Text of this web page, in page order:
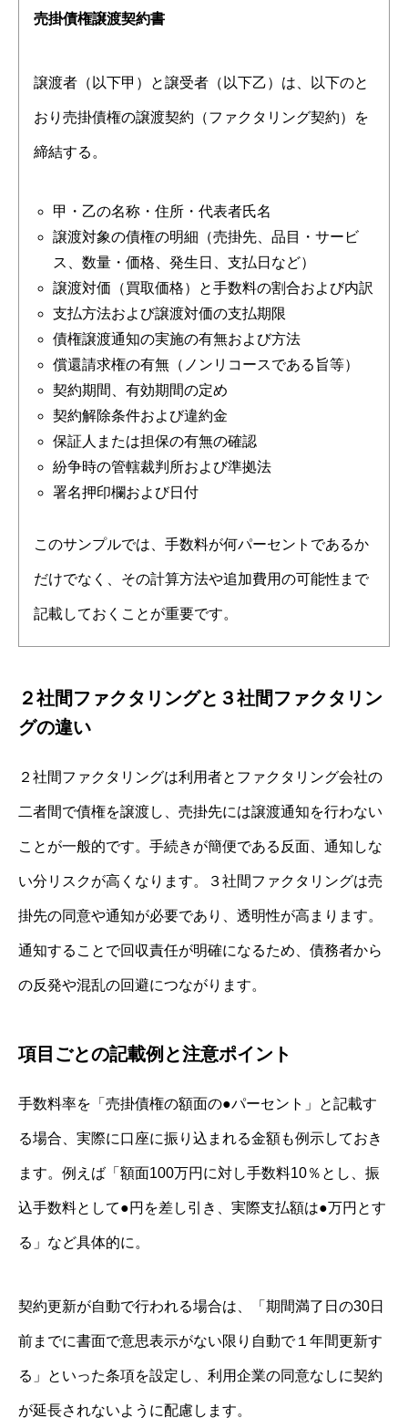
売掛債権譲渡契約書
譲渡者（以下甲）と譲受者（以下乙）は、以下のと
おり売掛債権の譲渡契約（ファクタリング契約）を
締結する。
甲・乙の名称・住所・代表者氏名
譲渡対象の債権の明細（売掛先、品目・サービ
ス、数量・価格、発生日、支払日など）
譲渡対価（買取価格）と手数料の割合および内訳
支払方法および譲渡対価の支払期限
債権譲渡通知の実施の有無および方法
償還請求権の有無（ノンリコースである旨等）
契約期間、有効期間の定め
契約解除条件および違約金
保証人または担保の有無の確認
紛争時の管轄裁判所および準拠法
署名押印欄および日付
このサンプルでは、手数料が何パーセントであるか
だけでなく、その計算方法や追加費用の可能性まで
記載しておくことが重要です。
２社間ファクタリングと３社間ファクタリン
グの違い
２社間ファクタリングは利用者とファクタリング会社の
二者間で債権を譲渡し、売掛先には譲渡通知を行わない
ことが一般的です。手続きが簡便である反面、通知しな
い分リスクが高くなります。３社間ファクタリングは売
掛先の同意や通知が必要であり、透明性が高まります。
通知することで回収責任が明確になるため、債務者から
の反発や混乱の回避につながります。
項目ごとの記載例と注意ポイント
手数料率を「売掛債権の額面の●パーセント」と記載す
る場合、実際に口座に振り込まれる金額も例示しておき
ます。例えば「額面100万円に対し手数料10％とし、振
込手数料として●円を差し引き、実際支払額は●万円とす
る」など具体的に。
契約更新が自動で行われる場合は、「期間満了日の30日
前までに書面で意思表示がない限り自動で１年間更新す
る」といった条項を設定し、利用企業の同意なしに契約
が延長されないように配慮します。